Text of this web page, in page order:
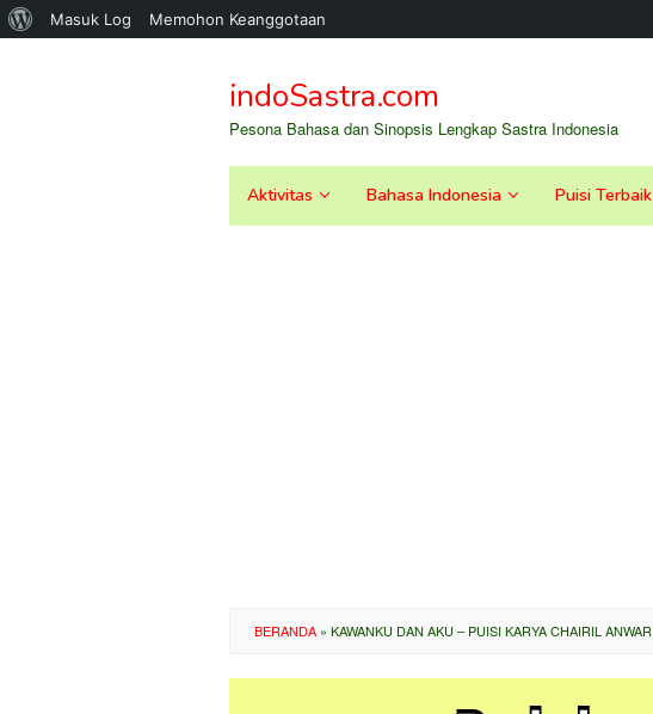
Tentang
Masuk Log Memohon Keanggotaan
kontenindoSastra.com
Pesona Bahasa dan Sinopsis Lengkap Sastra Indonesia
Aktivitas Bahasa Indonesia Puisi Terbaik
BERANDA » KAWANKU DAN AKU – PUISI KARYA CHAIRIL ANWAR